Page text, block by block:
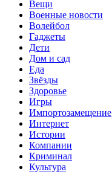
Вещи
Военные новости
Волейбол
Гаджеты
Дети
Дом и сад
Еда
Звёзды
Здоровье
Игры
Импортозамещение
Интернет
Истории
Компании
Криминал
Культура